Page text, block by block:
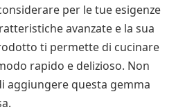
per le tue esigenze
avanzate e la sua
ti permette di cucinare
rapido e delizioso. Non
aggiungere questa gemma